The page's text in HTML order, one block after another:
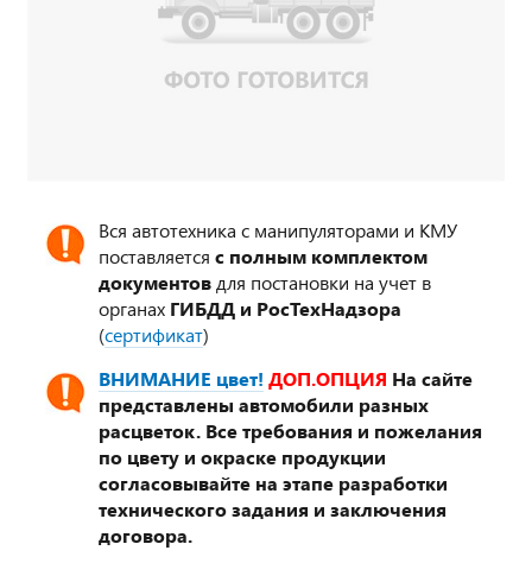
Вся автотехника с манипуляторами и КМУ
поставляется с полным комплектом
документов для постановки на учет в
органах ГИБДД и РосТехНадзора
(сертификат)
ВНИМАНИЕ цвет! ДОП.ОПЦИЯ На сайте
представлены автомобили разных
расцветок. Все требования и пожелания
по цвету и окраске продукции
согласовывайте на этапе разработки
технического задания и заключения
договора.